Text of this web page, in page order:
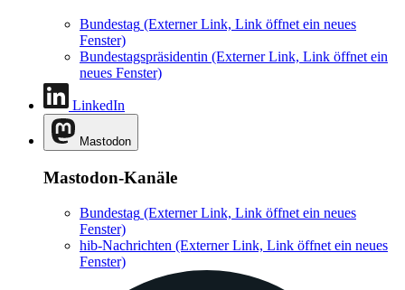
Bundestag (Externer Link, Link öffnet ein neues
Fenster)
Bundestagspräsidentin (Externer Link, Link öffnet ein
neues Fenster)
LinkedIn
Mastodon
Mastodon-Kanäle
Bundestag (Externer Link, Link öffnet ein neues
Fenster)
hib-Nachrichten (Externer Link, Link öffnet ein neues
Fenster)